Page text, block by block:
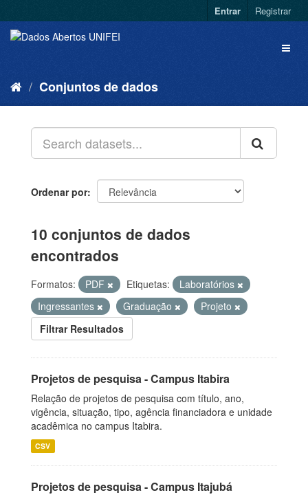
Entrar Registrar
Conjuntos de dados
Ordenar por
10 conjuntos de dados
encontrados
Formatos: PDF Etiquetas:
Laboratórios
Ingressantes
Graduação
Projeto
Filtrar Resultados
Projetos de pesquisa - Campus Itabira
Relação de projetos de pesquisa com título, ano,
vigência, situação, tipo, agência financiadora e unidade
acadêmica no campus Itabira.
CSV
Projetos de pesquisa - Campus Itajubá